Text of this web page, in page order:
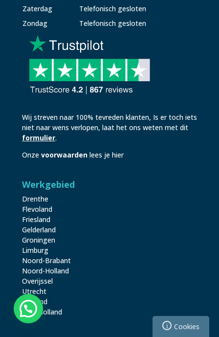
i Cookies
Zaterdag
Telefonisch gesloten
Zondag
Telefonisch gesloten
Wij streven naar 100% tevreden klanten, Is er toch iets
niet naar wens verlopen, laat het ons weten met dit
formulier.
Onze voorwaardenlees je hier
Werkgebied
Drenthe
Flevoland
Friesland
Gelderland
Groningen
Limburg
Noord-Brabant
Noord-Holland
Overijssel
Utrecht
Zeeland
Zuid-Holland